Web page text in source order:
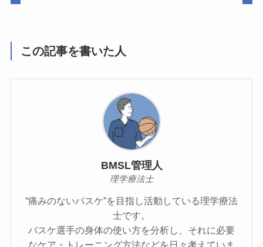
この記事を書いた人
BMSL管理人
理学療法士
“痛みのないバスケ”を目指し活動している理学療法
士です。
バスケ選手の身体の使い方を分析し、それに必要
なケア・トレーニング方法などを日々考えていま